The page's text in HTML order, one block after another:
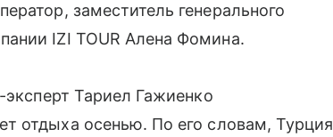
заместитель генерального
IZI TOUR Алена Фомина.
эксперт Тариел Гажиенко
отдыха осенью. По его словам, Турция